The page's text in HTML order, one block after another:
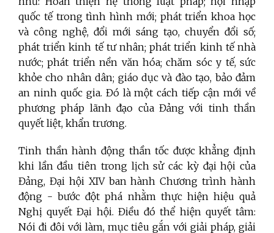
quốc tế trong tình hình mới; phát triển khoa học
và công nghệ, đổi mới sáng tạo, chuyển đổi số;
phát triển kinh tế tư nhân; phát triển kinh tế nhà
nước; phát triển nền văn hóa; chăm sóc y tế, sức
khỏe cho nhân dân; giáo dục và đào tạo, bảo đảm
an ninh quốc gia. Đó là một cách tiếp cận mới về
phương pháp lãnh đạo của Đảng với tinh thần
quyết liệt, khẩn trương.
Tinh thần hành động thần tốc được khẳng định
khi lần đầu tiên trong lịch sử các kỳ đại hội của
Đảng, Đại hội XIV ban hành Chương trình hành
động - bước đột phá nhằm thực hiện hiệu quả
Nghị quyết Đại hội. Điều đó thể hiện quyết tâm:
Nói đi đôi với làm, mục tiêu gắn với giải pháp, giải